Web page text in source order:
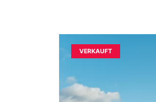
VERKAUFT